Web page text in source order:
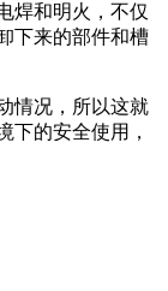
焊和明火，不仅
下来的部件和槽
情况，所以这就
下的安全使用，